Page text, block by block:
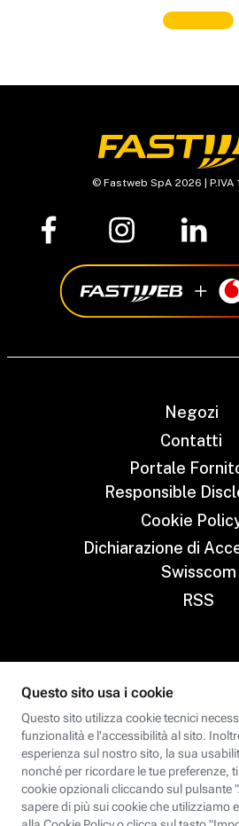
© Fastweb SpA 2026 | P.IVA
Negozi
Contatti
Portale
Responsible
Cookie
Dichiarazione di
Swisscom
RSS